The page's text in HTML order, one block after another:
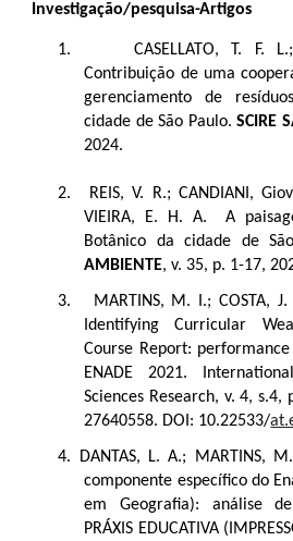
Investigação/pesquisa-Artigos
1.
CASELLATO, T. F.
Contribuição de uma
gerenciamento de
cidade de São Paulo.SCIRE
2024.
2.
REIS, V. R.; CANDIANI,
VIEIRA, E. H. A. A
Botânico da cidade de
AMBIENTE, v. 35, p. 1-17,
3.
MARTINS, M. I.; COSTA,
Identifying Curricular
Course Report:
ENADE 2021.
Sciences Research, v. 4, s.4,
27640558. DOI: 10.22533/
4.
DANTAS, L. A.; MARTINS,
componente específico do
em Geografia): análise
PRÁXIS EDUCATIVA